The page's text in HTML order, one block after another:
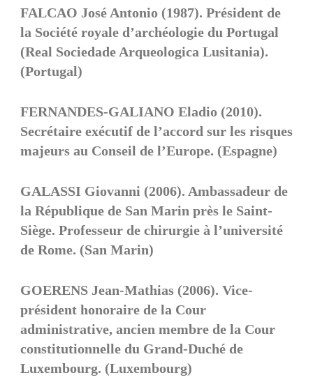
FALCAO José Antonio (1987). Président de
la Société royale d’archéologie du Portugal
(Real Sociedade Arqueologica Lusitania).
(Portugal)
FERNANDES-GALIANO Eladio (2010).
Secrétaire exécutif de l’accord sur les risques
majeurs au Conseil de l’Europe. (Espagne)
GALASSI Giovanni (2006). Ambassadeur de
la République de San Marin près le Saint-
Siège. Professeur de chirurgie à l’université
de Rome. (San Marin)
GOERENS Jean-Mathias (2006). Vice-
président honoraire de la Cour
administrative, ancien membre de la Cour
constitutionnelle du Grand-Duché de
Luxembourg. (Luxembourg)